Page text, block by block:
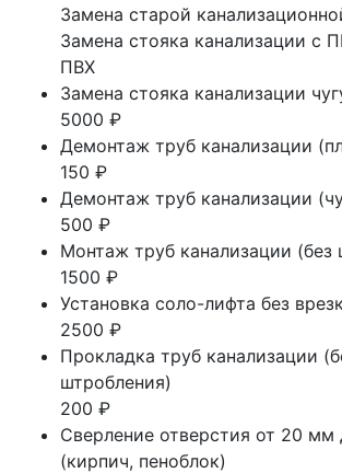
Замена старой
Замена стояка канализации с
ПВХ
Замена стояка канализации
5000 ₽
Демонтаж труб канализации
150 ₽
Демонтаж труб канализации
500 ₽
Монтаж труб канализации (без
1500 ₽
Установка соло-лифта без
2500 ₽
Прокладка труб канализации
штробления)
200 ₽
Сверление отверстия от 20
(кирпич, пеноблок)